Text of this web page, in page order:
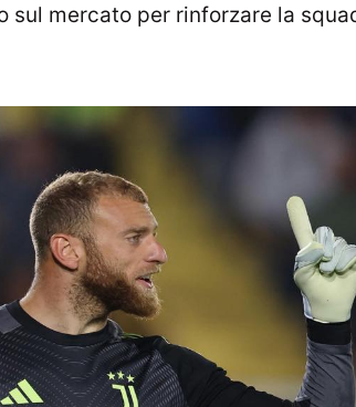
sul mercato per rinforzare la